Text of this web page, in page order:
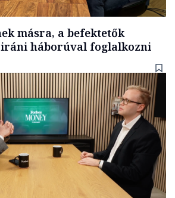
másra, a befektetők
iráni háborúval foglalkozni